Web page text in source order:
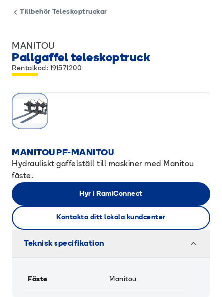
Tillbehör Teleskoptruckar
MANITOU
Pallgaffel teleskoptruck
Rentalkod: 191571200
MANITOU PF-MANITOU
Hydrauliskt gaffelställ till maskiner med Manitou
fäste.
Hyr i RamiConnect
Kontakta ditt lokala kundcenter
Teknisk specifikation
Fäste Manitou